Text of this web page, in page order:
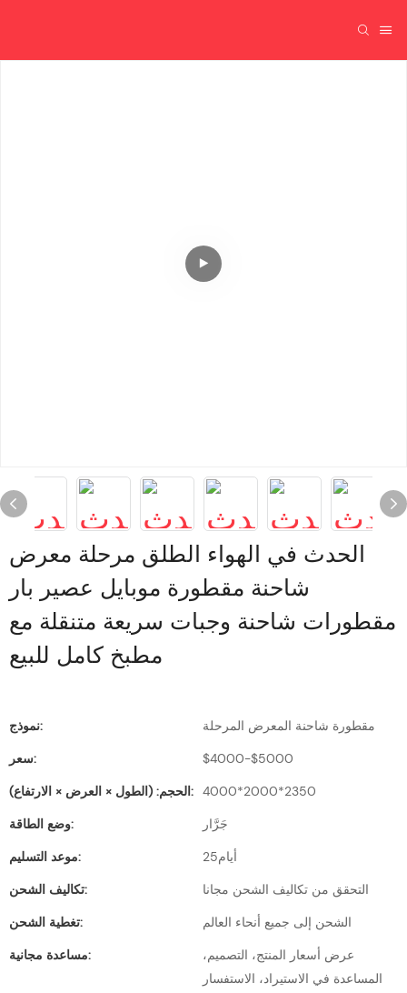
الحدث في الهواء الطلق مرحلة معرض
شاحنة مقطورة موبايل عصير بار
مقطورات شاحنة وجبات سريعة متنقلة مع
مطبخ كامل للبيع
نموذج:
مقطورة شاحنة المعرض المرحلة
سعر:
$4000-$5000
الحجم: (الطول × العرض × الارتفاع): 4000*2000*2350
وضع الطاقة:
جَرَّار
موعد التسليم:
أيام25
تكاليف الشحن:
التحقق من تكاليف الشحن مجانا
تغطية الشحن:
الشحن إلى جميع أنحاء العالم
مساعدة مجانية:
عرض أسعار المنتج، التصميم،
المساعدة في الاستيراد، الاستفسار